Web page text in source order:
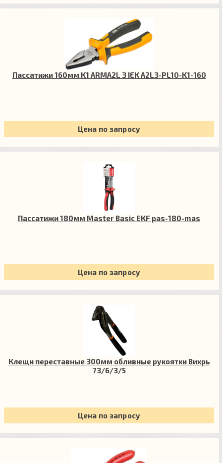
Пассатижи 160мм K1 ARMA2L 3 IEK A2L3-PL10-K1-160
Цена по запросу
Пассатижи 180мм Master Basic EKF pas-180-mas
Цена по запросу
Клещи переставные 300мм обливные рукоятки Вихрь
73/6/3/5
Цена по запросу